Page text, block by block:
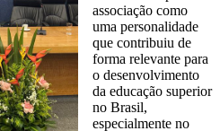
associação como
uma personalidade
que contribuiu de
forma relevante para
o desenvolvimento
da educação superior
no Brasil,
especialmente no